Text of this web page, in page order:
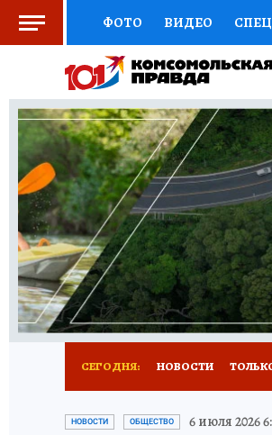
ФОТО ВИДЕО
СОЦПОДДЕРЖКА
ВЫБОР ЭКСПЕРТОВ
КНИЖНАЯ ПОЛКА
ПРЕСС-ЦЕНТР
РАДИО КП РЕКЛАМА
СЕГОДНЯ: НОВОСТИ
ИСПЫТАНО НА СЕБЕ
НОВОСТИ ОБЩЕСТВО 6 июля 2026